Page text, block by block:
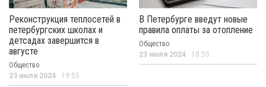
Реконструкция теплосетей в
петербургских школах и
детсадах завершится в
августе
Общество
23 июля 2024 19:55
В Петербурге введут новые
правила оплаты за отопление
Общество
23 июля 2024 18:55